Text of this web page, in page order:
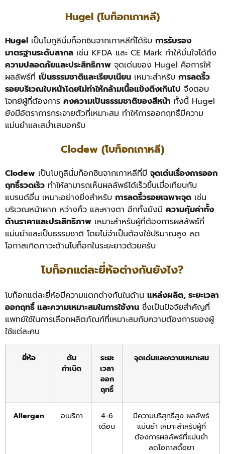
Hugel (โบท็อกเกาหลี)
Hugel เป็นโบทูลินั่มท็อกซินจากเกาหลีที่ได้รับ การรับรอง
มาตรฐานระดับสากล เช่น KFDA และ CE Mark ทำให้มั่นใจได้ถึง
ความปลอดภัยและประสิทธิภาพ จุดเด่นของ Hugel คือการให้
ผลลัพธ์ที่ เป็นธรรมชาติและเรียบเนียน เหมาะสำหรับ การลดริ้ว
รอยบริเวณใบหน้าโดยไม่ทำให้กล้ามเนื้อแข็งตึงเกินไป จึงตอบ
โจทย์ผู้ที่ต้องการ คงความเป็นธรรมชาติของสีหน้า ทั้งนี้ Hugel
ยังมีอัตราการกระจายตัวที่เหมาะสม ทำให้การออกฤทธิ์มีความ
แม่นยำและสม่ำเสมอครับ
Clodew (โบท็อกเกาหลี)
Clodew เป็นโบทูลินั่มท็อกซินจากเกาหลีที่มี จุดเด่นเรื่องการออก
ฤทธิ์รวดเร็ว ทำให้สามารถเห็นผลลัพธ์ได้เร็วขึ้นเมื่อเทียบกับ
แบรนด์อื่น เหมาะอย่างยิ่งสำหรับ การลดริ้วรอยเฉพาะจุด เช่น
บริเวณหน้าผาก หว่างคิ้ว และหางตา อีกทั้งยังมี ความคุ้มค่าทั้ง
ด้านราคาและประสิทธิภาพ เหมาะสำหรับผู้ที่ต้องการผลลัพธ์ที่
แม่นยำและเป็นธรรมชาติ โดยไม่จำเป็นต้องใช้ปริมาณสูง ลด
โอกาสเกิดภาวะต้านโบท็อกในระยะยาวด้วยครับ
โบท็อกแต่ละยี่ห้อต่างกันยังไง?
โบท็อกแต่ละยี่ห้อมีความแตกต่างกันในด้าน แหล่งผลิต, ระยะเวลา
ออกฤทธิ์ และความเหมาะสมในการใช้งาน ซึ่งเป็นปัจจัยสำคัญที่
แพทย์ใช้ในการเลือกผลิตภัณฑ์ที่เหมาะสมกับความต้องการของผู้
ใช้แต่ละคน
ยี่ห้อ
ต้น
กำเนิด
ระยะ
เวลา
ออก
ฤทธิ์
จุดเด่นและความเหมาะสม
Allergan อเมริกา
4-6
เดือน
มีความบริสุทธิ์สูง ผลลัพธ์
แม่นยำ เหมาะสำหรับผู้ที่
ต้องการผลลัพธ์ที่แม่นยำ
ลดโอกาสดื้อยา